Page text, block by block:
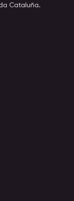
Cataluña.